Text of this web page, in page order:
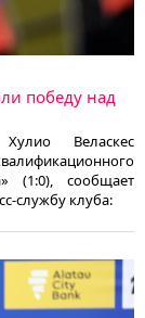
победу над
Веласкес
(1:0), сообщает
службу клуба: